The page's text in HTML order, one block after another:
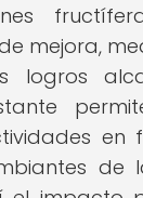
mejora,
logros
en
de